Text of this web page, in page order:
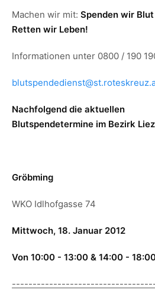
Machen wir mit: Spenden wir
Retten wir Leben!
Informationen unter 0800 / 190
Nachfolgend die aktuellen
Blutspendetermine im Bezirk
Gröbming
WKO Idlhofgasse 74
Mittwoch, 18. Januar 2012
Von 10:00 - 13:00 & 14:00 -